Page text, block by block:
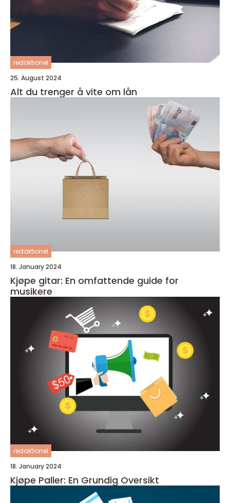
redaktionel
25. August 2024
Alt du trenger å vite om lån
redaktionel
18. January 2024
Kjøpe gitar: En omfattende guide for
musikere
redaktionel
18. January 2024
Kjøpe Paller: En Grundig Oversikt